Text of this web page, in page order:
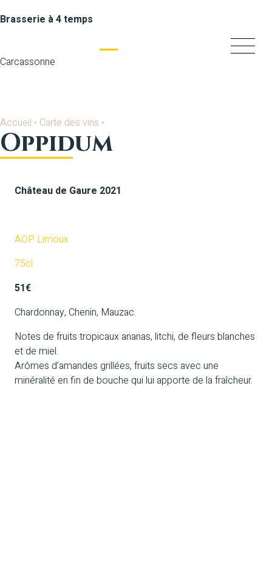
Brasserie à 4 temps
Carcassonne
Accueil • Carte des vins •
Oppidum
Château de Gaure 2021
AOP Limoux
75cl
51€
Chardonnay, Chenin, Mauzac.
Notes de fruits tropicaux ananas, litchi, de fleurs blanches
et de miel.
Arômes d’amandes grillées, fruits secs avec une
minéralité en fin de bouche qui lui apporte de la fraîcheur.